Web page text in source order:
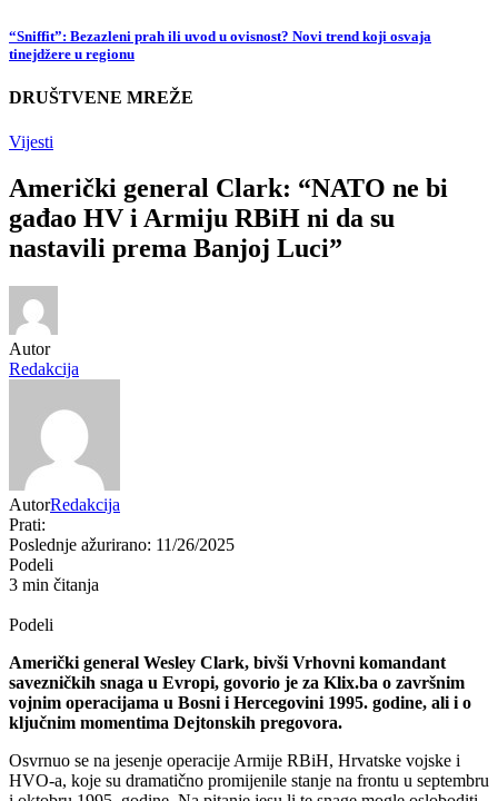
“Sniffit”: Bezazleni prah ili uvod u ovisnost? Novi trend koji osvaja
tinejdžere u regionu
DRUŠTVENE MREŽE
Vijesti
Američki general Clark: “NATO ne bi
gađao HV i Armiju RBiH ni da su
nastavili prema Banjoj Luci”
Autor
Redakcija
AutorRedakcija
Prati:
Poslednje ažurirano: 11/26/2025
Podeli
3 min čitanja
Podeli
Američki general Wesley Clark, bivši Vrhovni komandant
savezničkih snaga u Evropi, govorio je za Klix.ba o završnim
vojnim operacijama u Bosni i Hercegovini 1995. godine, ali i o
ključnim momentima Dejtonskih pregovora.
Osvrnuo se na jesenje operacije Armije RBiH, Hrvatske vojske i
HVO-a, koje su dramatično promijenile stanje na frontu u septembru